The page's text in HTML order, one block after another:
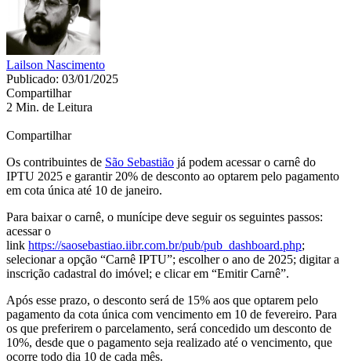
Lailson Nascimento
Publicado: 03/01/2025
Compartilhar
2 Min. de Leitura
Compartilhar
Os contribuintes de São Sebastião já podem acessar o carnê do
IPTU 2025 e garantir 20% de desconto ao optarem pelo pagamento
em cota única até 10 de janeiro.
Para baixar o carnê, o munícipe deve seguir os seguintes passos:
acessar o
link https://saosebastiao.iibr.com.br/pub/pub_dashboard.php;
selecionar a opção “Carnê IPTU”; escolher o ano de 2025; digitar a
inscrição cadastral do imóvel; e clicar em “Emitir Carnê”.
Após esse prazo, o desconto será de 15% aos que optarem pelo
pagamento da cota única com vencimento em 10 de fevereiro. Para
os que preferirem o parcelamento, será concedido um desconto de
10%, desde que o pagamento seja realizado até o vencimento, que
ocorre todo dia 10 de cada mês.